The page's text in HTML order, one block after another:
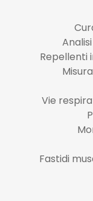
Vie
Fastidi